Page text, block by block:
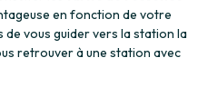
en fonction de votre
vous guider vers la station la
retrouver à une station avec